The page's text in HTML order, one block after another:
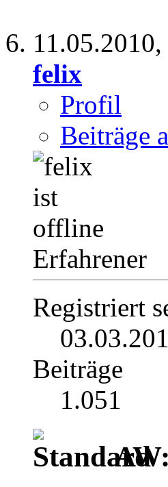
11.05.2010,
felix
Profil
Beiträge
Erfahrener
Registriert
Beiträge
1.051